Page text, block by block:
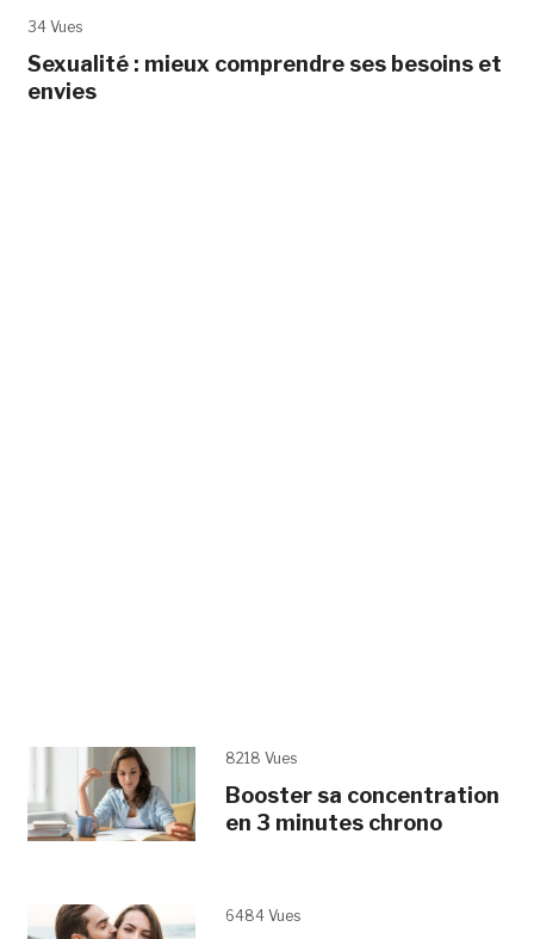
34 Vues
Sexualité : mieux comprendre ses besoins et
envies
8218 Vues
Booster sa concentration
en 3 minutes chrono
6484 Vues